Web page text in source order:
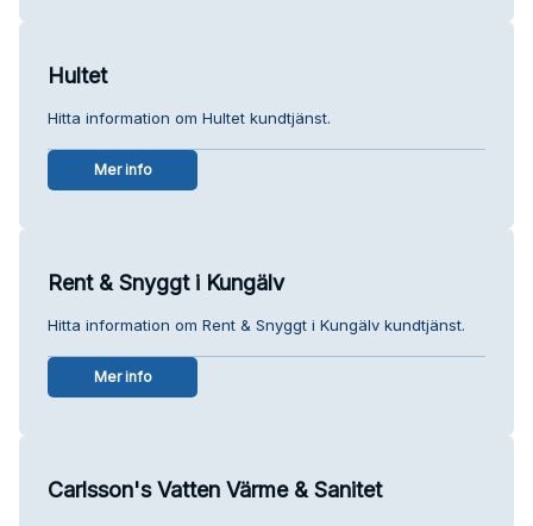
Hultet
Hitta information om Hultet kundtjänst.
Mer info
Rent & Snyggt i Kungälv
Hitta information om Rent & Snyggt i Kungälv kundtjänst.
Mer info
Carlsson's Vatten Värme & Sanitet